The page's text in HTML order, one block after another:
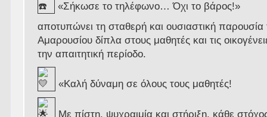
«Σήκωσε το τηλέφωνο… Όχι το βάρος!»
αποτυπώνει τη σταθερή και ουσιαστική
Αμαρουσίου δίπλα στους μαθητές και τις
την απαιτητική περίοδο.
«Καλή δύναμη σε όλους τους μαθητές!
Με πίστη, ψυχραιμία και στήριξη, κάθε